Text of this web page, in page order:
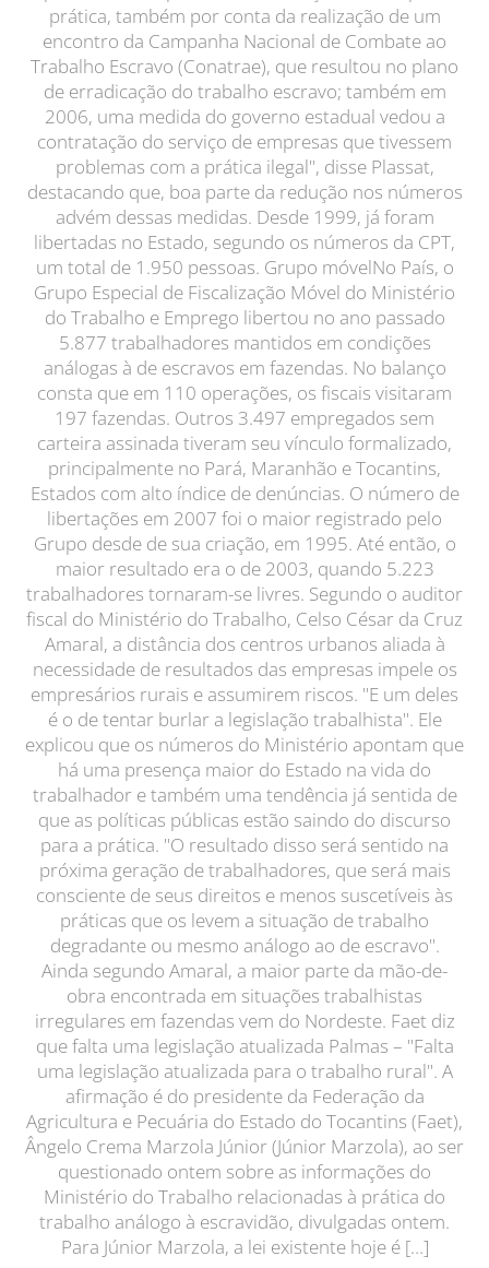
prática, também por conta da realização de um
encontro da Campanha Nacional de Combate ao
Trabalho Escravo (Conatrae), que resultou no plano
de erradicação do trabalho escravo; também em
2006, uma medida do governo estadual vedou a
contratação do serviço de empresas que tivessem
problemas com a prática ilegal", disse Plassat,
destacando que, boa parte da redução nos números
advém dessas medidas. Desde 1999, já foram
libertadas no Estado, segundo os números da CPT,
um total de 1.950 pessoas. Grupo móvelNo País, o
Grupo Especial de Fiscalização Móvel do Ministério
do Trabalho e Emprego libertou no ano passado
5.877 trabalhadores mantidos em condições
análogas à de escravos em fazendas. No balanço
consta que em 110 operações, os fiscais visitaram
197 fazendas. Outros 3.497 empregados sem
carteira assinada tiveram seu vínculo formalizado,
principalmente no Pará, Maranhão e Tocantins,
Estados com alto índice de denúncias. O número de
libertações em 2007 foi o maior registrado pelo
Grupo desde de sua criação, em 1995. Até então, o
maior resultado era o de 2003, quando 5.223
trabalhadores tornaram-se livres. Segundo o auditor
fiscal do Ministério do Trabalho, Celso César da Cruz
Amaral, a distância dos centros urbanos aliada à
necessidade de resultados das empresas impele os
empresários rurais e assumirem riscos. "E um deles
é o de tentar burlar a legislação trabalhista". Ele
explicou que os números do Ministério apontam que
há uma presença maior do Estado na vida do
trabalhador e também uma tendência já sentida de
que as políticas públicas estão saindo do discurso
para a prática. "O resultado disso será sentido na
próxima geração de trabalhadores, que será mais
consciente de seus direitos e menos suscetíveis às
práticas que os levem a situação de trabalho
degradante ou mesmo análogo ao de escravo".
Ainda segundo Amaral, a maior parte da mão-de-
obra encontrada em situações trabalhistas
irregulares em fazendas vem do Nordeste. Faet diz
que falta uma legislação atualizada Palmas – "Falta
uma legislação atualizada para o trabalho rural". A
afirmação é do presidente da Federação da
Agricultura e Pecuária do Estado do Tocantins (Faet),
Ângelo Crema Marzola Júnior (Júnior Marzola), ao ser
questionado ontem sobre as informações do
Ministério do Trabalho relacionadas à prática do
trabalho análogo à escravidão, divulgadas ontem.
Para Júnior Marzola, a lei existente hoje é […]